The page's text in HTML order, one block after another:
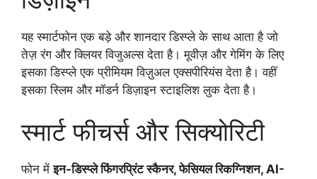
यह स्मार्टफोन एक बड़े और शानदार डिस्प्ले के साथ आता है जो
तेज़ रंग और क्लियर विजुअल्स देता है। मूवीज़ और गेमिंग के लिए
इसका डिस्प्ले एक प्रीमियम विज़ुअल एक्सपीरियंस देता है। वहीं
इसका स्लिम और मॉडर्न डिज़ाइन स्टाइलिश लुक देता है।
स्मार्ट फीचर्स और सिक्योरिटी
फोन मेंइन-डिस्प्ले फिंगरप्रिंट स्कैनर, फेसियल रिकग्निशन, AI-